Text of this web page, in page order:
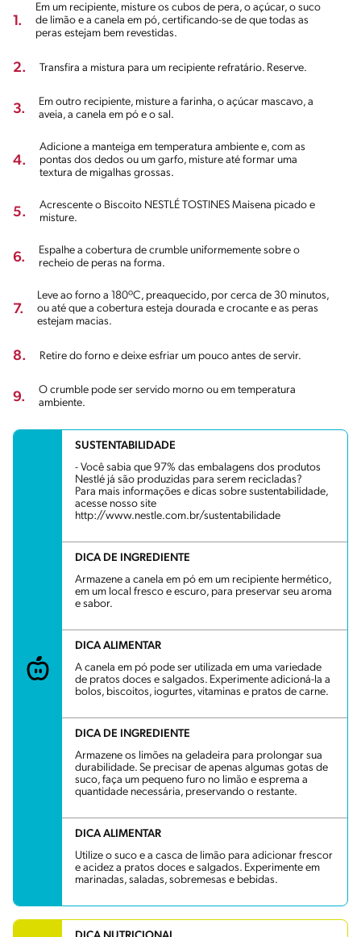
1.
Em um recipiente, misture os cubos de pera, o açúcar, o suco
de limão e a canela em pó, certificando-se de que todas as
peras estejam bem revestidas.
2. Transfira a mistura para um recipiente refratário. Reserve.
3.
Em outro recipiente, misture a farinha, o açúcar mascavo, a
aveia, a canela em pó e o sal.
4.
Adicione a manteiga em temperatura ambiente e, com as
pontas dos dedos ou um garfo, misture até formar uma
textura de migalhas grossas.
5.
Acrescente o Biscoito NESTLÉ TOSTINES Maisena picado e
misture.
6.
Espalhe a cobertura de crumble uniformemente sobre o
recheio de peras na forma.
7.
Leve ao forno a 180ºC, preaquecido, por cerca de 30 minutos,
ou até que a cobertura esteja dourada e crocante e as peras
estejam macias.
8. Retire do forno e deixe esfriar um pouco antes de servir.
9.
O crumble pode ser servido morno ou em temperatura
ambiente.
SUSTENTABILIDADE
- Você sabia que 97% das embalagens dos produtos
Nestlé já são produzidas para serem recicladas?
Para mais informações e dicas sobre sustentabilidade,
acesse nosso site
http://www.nestle.com.br/sustentabilidade
DICA DE INGREDIENTE
Armazene a canela em pó em um recipiente hermético,
em um local fresco e escuro, para preservar seu aroma
e sabor.
DICA ALIMENTAR
A canela em pó pode ser utilizada em uma variedade
de pratos doces e salgados. Experimente adicioná-la a
bolos, biscoitos, iogurtes, vitaminas e pratos de carne.
DICA DE INGREDIENTE
Armazene os limões na geladeira para prolongar sua
durabilidade. Se precisar de apenas algumas gotas de
suco, faça um pequeno furo no limão e esprema a
quantidade necessária, preservando o restante.
DICA ALIMENTAR
Utilize o suco e a casca de limão para adicionar frescor
e acidez a pratos doces e salgados. Experimente em
marinadas, saladas, sobremesas e bebidas.